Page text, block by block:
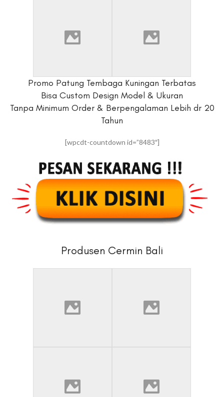
Promo Patung Tembaga Kuningan Terbatas
Bisa Custom Design Model & Ukuran
Tanpa Minimum Order & Berpengalaman Lebih dr 20
Tahun
[wpcdt-countdown id=”8483″]
Produsen Cermin Bali